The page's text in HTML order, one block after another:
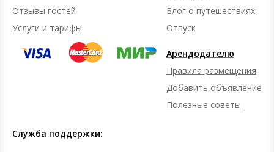
Отзывы гостей
Услуги и тарифы
Блог о путешествиях
Отпуск
Арендодателю
Правила размещения
Добавить объявление
Полезные советы
Служба поддержки: